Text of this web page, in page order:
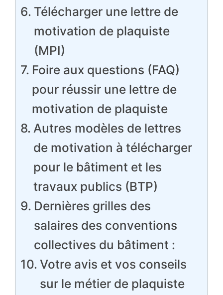
Télécharger une lettre de
motivation de plaquiste
(MPI)
Foire aux questions (FAQ)
pour réussir une lettre de
motivation de plaquiste
Autres modèles de lettres
de motivation à télécharger
pour le bâtiment et les
travaux publics (BTP)
Dernières grilles des
salaires des conventions
collectives du bâtiment :
Votre avis et vos conseils
sur le métier de plaquiste